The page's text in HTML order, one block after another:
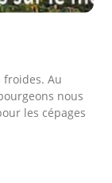
froides. Au
nous
les cépages